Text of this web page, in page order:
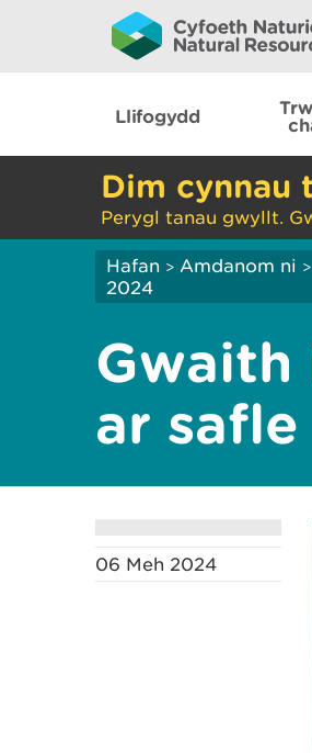
Llifogydd
Dim cynnau
Perygl tanau gwyllt.
Hafan > Amdanom ni >
2024
ar
06 Meh 2024